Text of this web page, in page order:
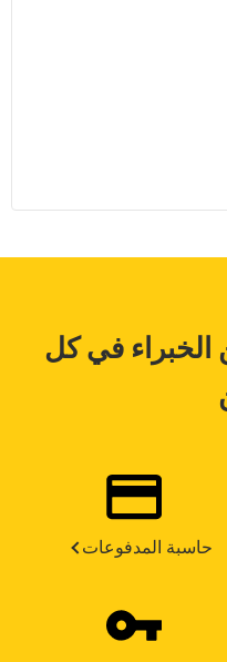
في كل
حاسبة المدفوعات